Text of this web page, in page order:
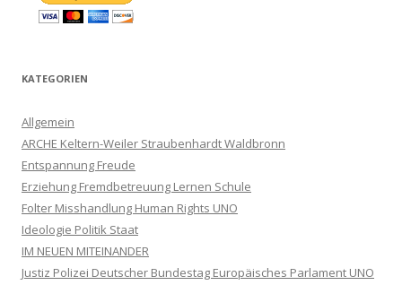
KATEGORIEN
Allgemein
ARCHE Keltern-Weiler Straubenhardt Waldbronn
Entspannung Freude
Erziehung Fremdbetreuung Lernen Schule
Folter Misshandlung Human Rights UNO
Ideologie Politik Staat
IM NEUEN MITEINANDER
Justiz Polizei Deutscher Bundestag Europäisches Parlament UNO